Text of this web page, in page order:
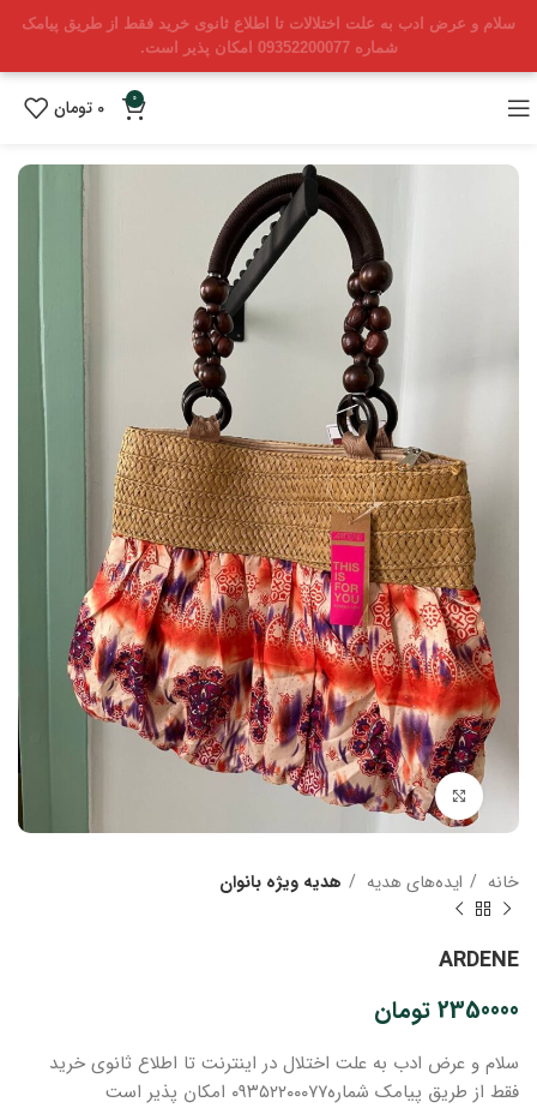
سلام و عرض ادب به علت اختلالات تا اطلاع ثانوی خرید فقط از طریق پیامک
شماره 09352200077 امکان پذیر است.
0
0 تومان
بزرگنمایی تصویر
خانه ایده‌های هدیه هدیه ویژه بانوان
ARDENE
2350000 تومان
سلام و عرض ادب به علت اختلال در اینترنت تا اطلاع ثانوی خرید
فقط از طریق پیامک شماره۰۹۳۵۲۲۰۰۰۷۷ امکان پذیر است